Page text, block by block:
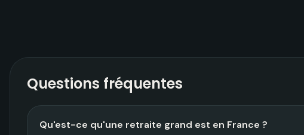
Questions fréquentes
Qu'est-ce qu'une retraite grand est en France ?